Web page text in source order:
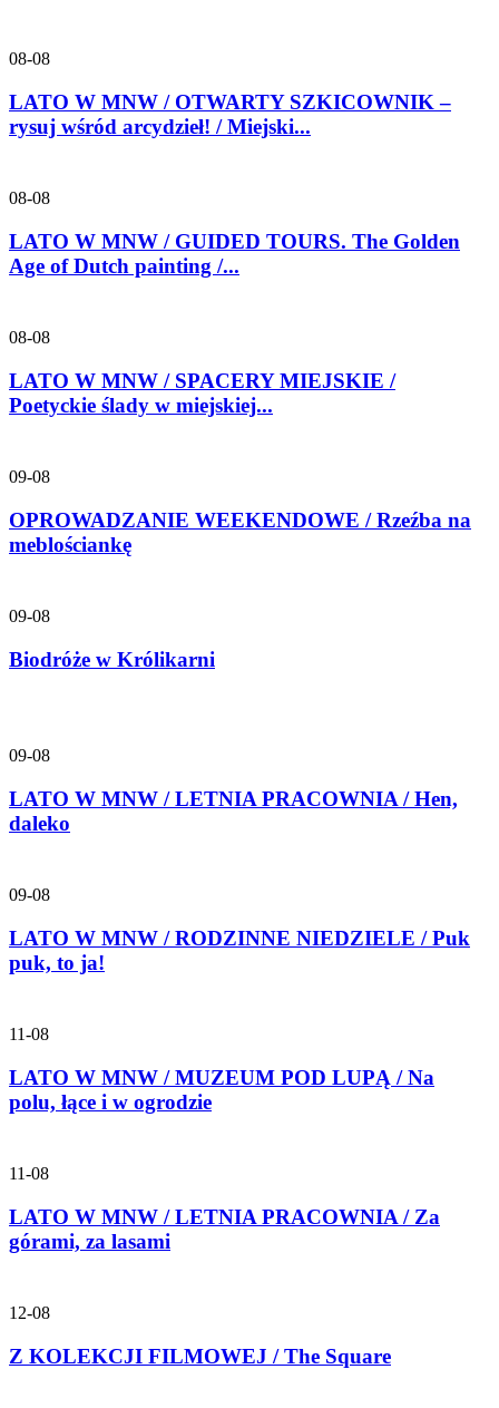
08-08
LATO W MNW / OTWARTY SZKICOWNIK –
rysuj wśród arcydzieł! / Miejski...
08-08
LATO W MNW / GUIDED TOURS. The Golden
Age of Dutch painting /...
08-08
LATO W MNW / SPACERY MIEJSKIE /
Poetyckie ślady w miejskiej...
09-08
OPROWADZANIE WEEKENDOWE / Rzeźba na
meblościankę
09-08
Biodróże w Królikarni
09-08
LATO W MNW / LETNIA PRACOWNIA / Hen,
daleko
09-08
LATO W MNW / RODZINNE NIEDZIELE / Puk
puk, to ja!
11-08
LATO W MNW / MUZEUM POD LUPĄ / Na
polu, łące i w ogrodzie
11-08
LATO W MNW / LETNIA PRACOWNIA / Za
górami, za lasami
12-08
Z KOLEKCJI FILMOWEJ / The Square